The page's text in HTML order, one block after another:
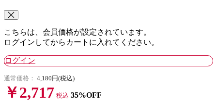
こちらは、会員価格が設定されています。
ログインしてからカートに入れてください。
ログイン
通常価格： 4,180円(税込)
￥2,717 税込 35%OFF